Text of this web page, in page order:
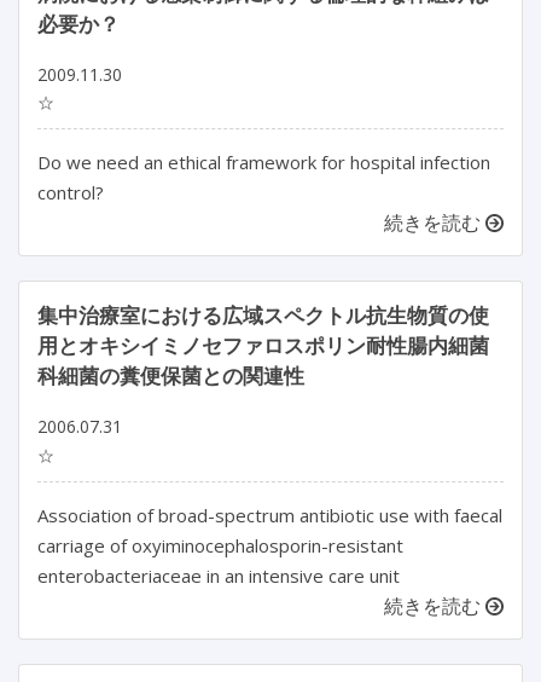
必要か？
2009.11.30
☆
Do we need an ethical framework for hospital infection
control?
続きを読む
集中治療室における広域スペクトル抗生物質の使
用とオキシイミノセファロスポリン耐性腸内細菌
科細菌の糞便保菌との関連性
2006.07.31
☆
Association of broad-spectrum antibiotic use with faecal
carriage of oxyiminocephalosporin-resistant
enterobacteriaceae in an intensive care unit
続きを読む